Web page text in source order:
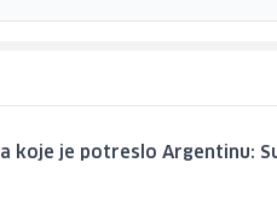
koje je potreslo Argentinu: